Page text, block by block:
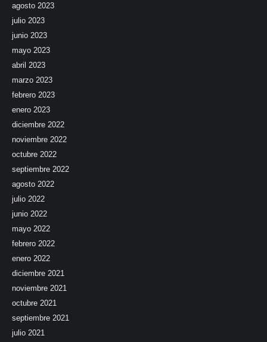
agosto 2023
julio 2023
junio 2023
mayo 2023
abril 2023
marzo 2023
febrero 2023
enero 2023
diciembre 2022
noviembre 2022
octubre 2022
septiembre 2022
agosto 2022
julio 2022
junio 2022
mayo 2022
febrero 2022
enero 2022
diciembre 2021
noviembre 2021
octubre 2021
septiembre 2021
julio 2021